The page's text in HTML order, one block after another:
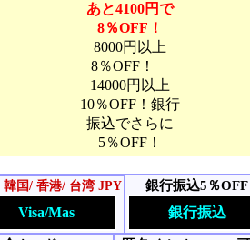
あと4100円で
8％OFF！
8000円以上
8％OFF！
14000円以上
10％OFF！銀行
振込でさらに
5％OFF！
韓国/ 香港/ 台湾 JPY
Visa/Mas
銀行振込5％OFF
銀行振込